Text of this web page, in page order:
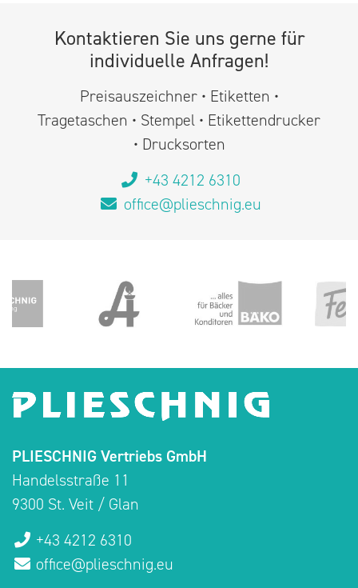
Kontaktieren Sie uns gerne für
individuelle Anfragen!
Preisauszeichner • Etiketten •
Tragetaschen • Stempel • Etikettendrucker
• Drucksorten
+43 4212 6310
office@plieschnig.eu
PLIESCHNIG Vertriebs GmbH
Handelsstraße 11
9300 St. Veit / Glan
+43 4212 6310
office@plieschnig.eu